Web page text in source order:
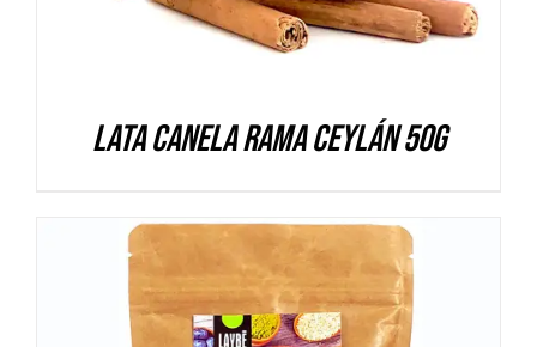
Lata Canela rama Ceylán 50g